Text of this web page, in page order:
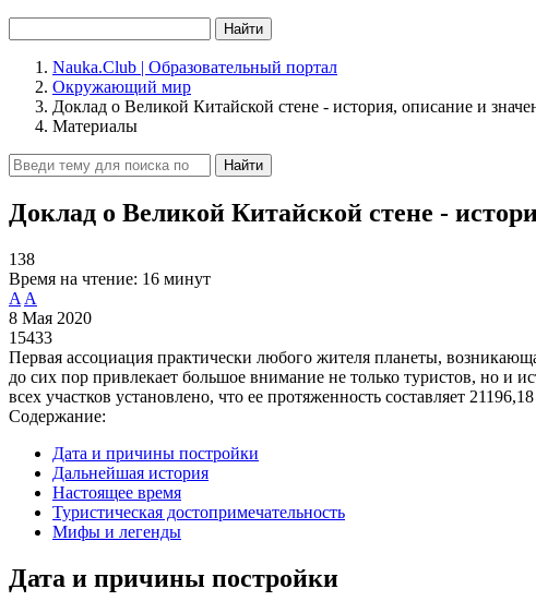
Найти
Nauka.Club | Образовательный портал
Окружающий мир
Доклад о Великой Китайской стене - история, описание и
Материалы
Найти
Доклад о Великой Китайской стене -
138
Время на чтение: 16 минут
A A
8 Мая 2020
15433
Первая ассоциация практически любого жителя планеты,
до сих пор привлекает большое внимание не только туристов, но и
всех участков установлено, что ее протяженность составляет
Содержание:
Дата и причины постройки
Дальнейшая история
Настоящее время
Туристическая достопримечательность
Мифы и легенды
Дата и причины постройки